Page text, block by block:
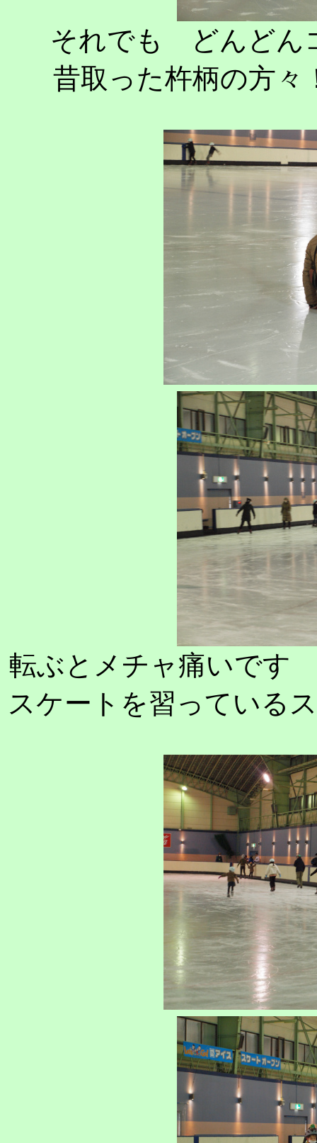
それでも どんどん
昔取った杵柄の方々
転ぶとメチャ痛いで
スケートを習っている